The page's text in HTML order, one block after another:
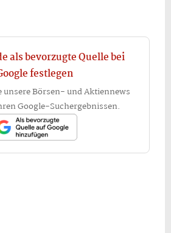
als bevorzugte Quelle bei
festlegen
unsere Börsen- und Aktiennews
Google-Suchergebnissen.